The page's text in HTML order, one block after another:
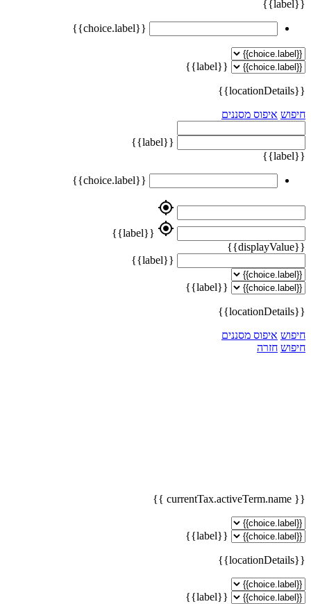
{{label}}
{{choice.label}}
{{label}}
{{locationDetails}}
חיפוש איפוס מסננים
{{label}}
{{label}}
{{choice.label}}
my_location
my_location
{{label}}
{{displayValue}}
{{label}}
{{label}}
{{locationDetails}}
חיפוש איפוס מסננים
חיפוש חזרה
{{ currentTax.activeTerm.name }}
{{label}}
{{locationDetails}}
{{label}}